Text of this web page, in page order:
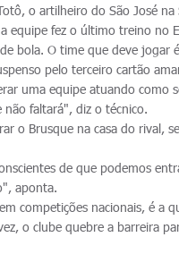
o artilheiro do São José
equipe fez o último treino no
bola. O time que deve jogar
pelo terceiro cartão
uma equipe atuando como
não faltará", diz o técnico.
o Brusque na casa do rival,
de que podemos
aponta.
competições nacionais, é a
o clube quebre a barreira